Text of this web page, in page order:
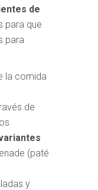
de
para que
para
la comida
de
(paté
y